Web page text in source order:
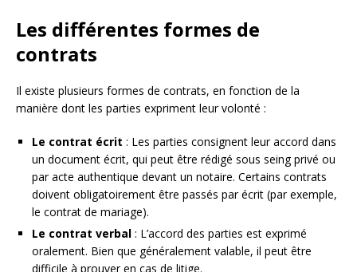
Les différentes formes de
contrats
Il existe plusieurs formes de contrats, en fonction de la
manière dont les parties expriment leur volonté :
Le contrat écrit : Les parties consignent leur accord dans
un document écrit, qui peut être rédigé sous seing privé ou
par acte authentique devant un notaire. Certains contrats
doivent obligatoirement être passés par écrit (par exemple,
le contrat de mariage).
Le contrat verbal : L’accord des parties est exprimé
oralement. Bien que généralement valable, il peut être
difficile à prouver en cas de litige.